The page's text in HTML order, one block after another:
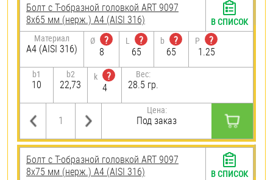
Болт с Т-образной головкой ART 9097
8х65 мм (нерж.) A4 (AISI 316)
Материал
A4 (AISI 316)
Ø
?
8
L
?
65
b
?
65
P
?
1.25
b1
10
b2
22,73
k
?
4
Вес:
28.5 гр.
Цена:
Под заказ
В СПИСОК
Болт с Т-образной головкой ART 9097
8х75 мм (нерж.) A4 (AISI 316)
В СПИСОК